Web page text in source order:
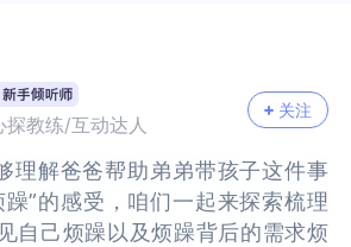
探教练/互动达人
关注
理解爸爸帮助弟弟带孩子这件事
”的感受，咱们一起来探索梳理
自己烦躁以及烦躁背后的需求烦
”的感受，咱们一起来探索梳理
自己烦躁以及烦躁背后的需求烦